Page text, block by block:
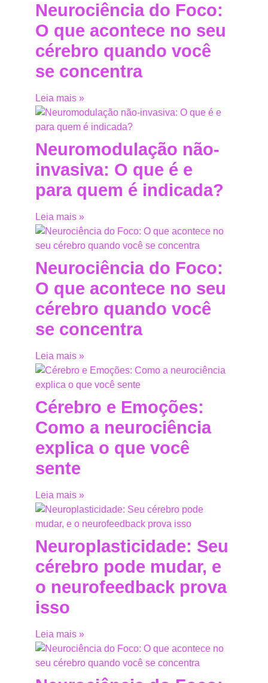
Neurociência do Foco:
O que acontece no seu
cérebro quando você
se concentra
Leia mais »
Neuromodulação não-
invasiva: O que é e
para quem é indicada?
Leia mais »
Neurociência do Foco:
O que acontece no seu
cérebro quando você
se concentra
Leia mais »
Cérebro e Emoções:
Como a neurociência
explica o que você
sente
Leia mais »
Neuroplasticidade: Seu
cérebro pode mudar, e
o neurofeedback prova
isso
Leia mais »